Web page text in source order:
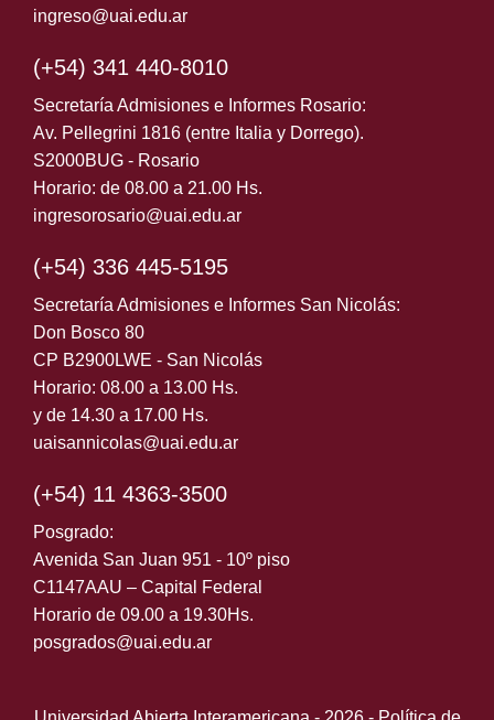
Esp. Milagros Gaya
Milagros.Gaya@UAI.edu.ar
Lic. Micaela Gaya
ingreso@uai.edu.ar
(+54) 341 440-8010
Secretaría Admisiones e Informes Rosario:
Av. Pellegrini 1816 (entre Italia y Dorrego).
S2000BUG - Rosario
Horario: de 08.00 a 21.00 Hs.
ingresorosario@uai.edu.ar
(+54) 336 445-5195
Secretaría Admisiones e Informes San Nicolás:
Don Bosco 80
CP B2900LWE - San Nicolás
Horario: 08.00 a 13.00 Hs.
y de 14.30 a 17.00 Hs.
uaisannicolas@uai.edu.ar
(+54) 11 4363-3500
Posgrado:
Avenida San Juan 951 - 10º piso
C1147AAU – Capital Federal
Horario de 09.00 a 19.30Hs.
posgrados@uai.edu.ar